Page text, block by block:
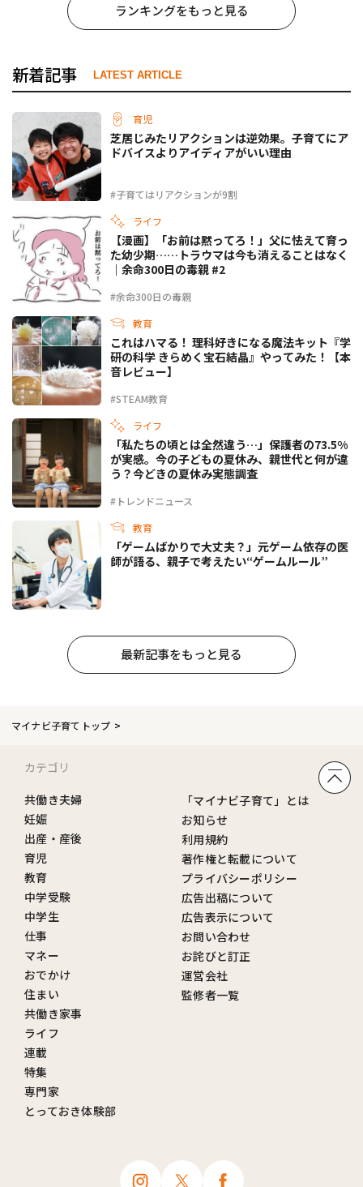
ランキングをもっと見る
新着記事 LATEST ARTICLE
育児
#子育てはリアクションが9割
芝居じみたリアクションは逆効果。子育てにア
ドバイスよりアイディアがいい理由
ライフ
#余命300日の毒親
【漫画】「お前は黙ってろ！」父に怯えて育っ
た幼少期……トラウマは今も消えることはなく
｜余命300日の毒親 #2
教育
#STEAM教育
これはハマる！ 理科好きになる魔法キット『学
研の科学 きらめく宝石結晶』やってみた！【本
音レビュー】
ライフ
#トレンドニュース
「私たちの頃とは全然違う…」保護者の73.5%
が実感。今の子どもの夏休み、親世代と何が違
う？今どきの夏休み実態調査
教育
「ゲームばかりで大丈夫？」元ゲーム依存の医
師が語る、親子で考えたい“ゲームルール”
最新記事をもっと見る
マイナビ子育てトップ
カテゴリ
共働き夫婦
妊娠
出産・産後
育児
教育
中学受験
中学生
仕事
マネー
おでかけ
住まい
共働き家事
ライフ
連載
特集
専門家
とっておき体験部
「マイナビ子育て」とは
お知らせ
利用規約
著作権と転載について
プライバシーポリシー
広告出稿について
広告表示について
お問い合わせ
お詫びと訂正
運営会社
監修者一覧